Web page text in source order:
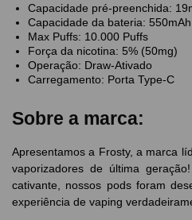
Capacidade pré-preenchida:
Capacidade da bateria: 550mAh
Max Puffs: 10.000 Puffs
Força da nicotina: 5% (50mg)
Operação: Draw-Ativado
Carregamento: Porta Type-C
Sobre a marca:
Apresentamos a Frosty, a marca
vaporizadores de última
cativante, nossos pods foram
experiência de vaping